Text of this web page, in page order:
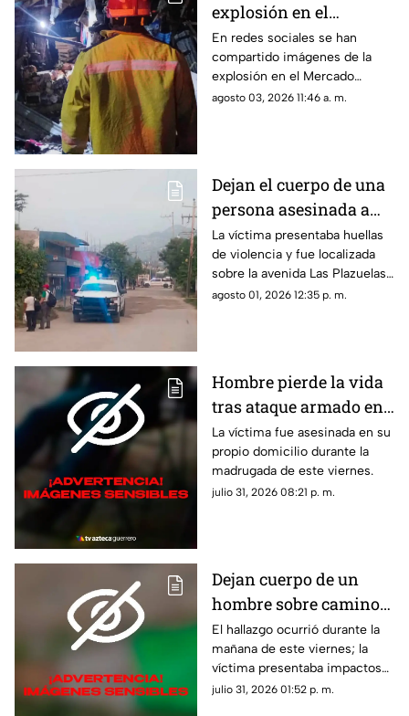
explosión en el
Mercado Central de
Acapulco que dejó
varios locales
afectados
En redes sociales se han
compartido imágenes de la
explosión en el Mercado
Central de Acapulco que dejó
agosto 03, 2026 11:46 a. m.
Dejan el cuerpo de una
persona asesinada a
balazos en la Sabana
La víctima presentaba huellas
de violencia y fue localizada
sobre la avenida Las Plazuelas
durante la madrugada.
agosto 01, 2026 12:35 p. m.
Hombre pierde la vida
tras ataque armado en
suburbio de Acapulco
La víctima fue asesinada en su
propio domicilio durante la
madrugada de este viernes.
julio 31, 2026 08:21 p. m.
Dejan cuerpo de un
hombre sobre camino
de terracería en Iguala
El hallazgo ocurrió durante la
mañana de este viernes; la
víctima presentaba impactos
de bala.
julio 31, 2026 01:52 p. m.